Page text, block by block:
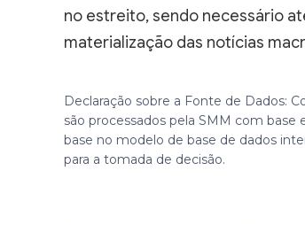
no estreito, sendo necessário
materialização das notícias
Declaração sobre a Fonte de Dados:
são processados pela SMM com
base no modelo de base de dados
para a tomada de decisão.